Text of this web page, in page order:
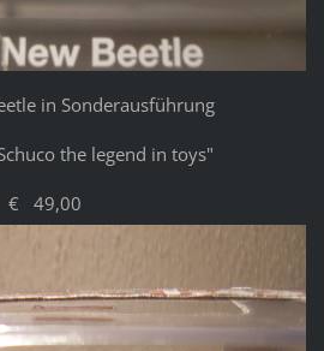
in Sonderausführung
the legend in toys"
€ 49,00